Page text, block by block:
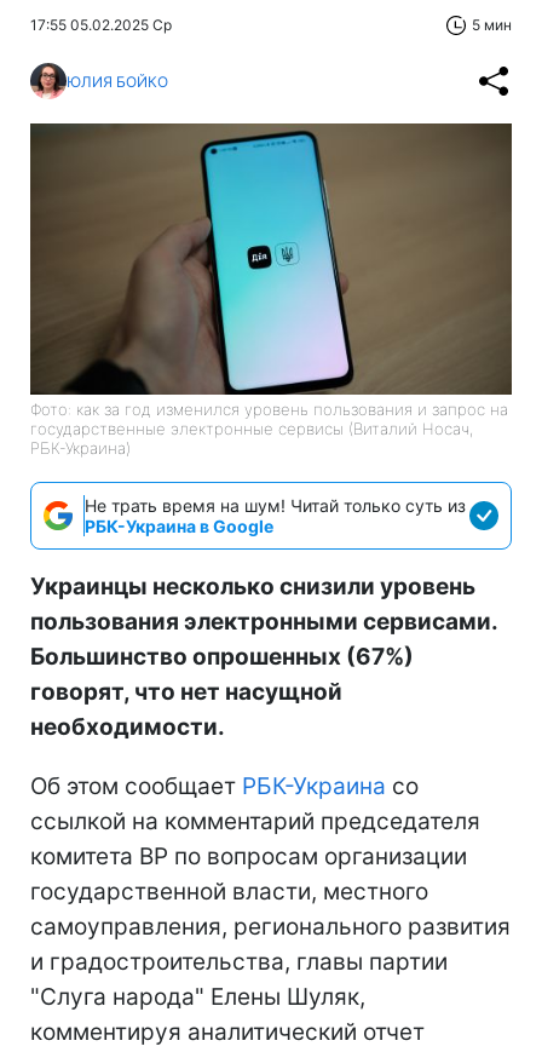
17:55 05.02.2025 Ср 5 мин
ЮЛИЯ БОЙКО
Фото: как за год изменился уровень пользования и запрос на
государственные электронные сервисы (Виталий Носач,
РБК-Украина)
Не трать время на шум! Читай только суть из
РБК-Украина в Google
Украинцы несколько снизили уровень
пользования электронными сервисами.
Большинство опрошенных (67%)
говорят, что нет насущной
необходимости.
Об этом сообщает РБК-Украина со
ссылкой на комментарий председателя
комитета ВР по вопросам организации
государственной власти, местного
самоуправления, регионального развития
и градостроительства, главы партии
"Слуга народа" Елены Шуляк,
комментируя аналитический отчет